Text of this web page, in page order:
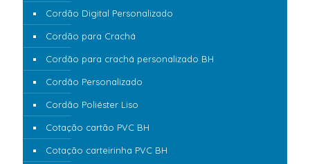
Cordão Digital Personalizado
Cordão para Crachá
Cordão para crachá personalizado BH
Cordão Personalizado
Cordão Poliéster Liso
Cotação cartão PVC BH
Cotação carteirinha PVC BH